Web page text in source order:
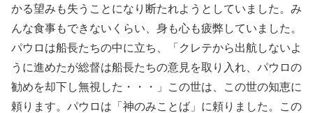
かる望みも失うことになり断たれようとしていました。み
んな食事もできないくらい、身も心も疲弊していました。
パウロは船長たちの中に立ち、「クレテから出航しないよ
うに進めたが総督は船長たちの意見を取り入れ、パウロの
勧めを却下し無視した・・・」この世は、この世の知恵に
頼ります。パウロは「神のみことば」に頼りました。この